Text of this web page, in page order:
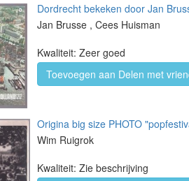
Dordrecht bekeken door Jan
Jan Brusse , Cees Huisman
Kwaliteit: Zeer goed
Toevoegen aan Delen met
Origina big size PHOTO
Wim Ruigrok
Kwaliteit: Zie beschrijving